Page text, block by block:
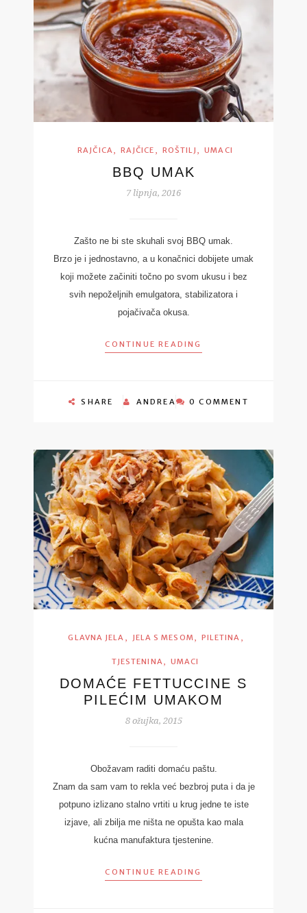
RAJČICA, RAJČICE , ROŠTILJ , UMACI
BBQ UMAK
7 lipnja, 2016
Zašto ne bi ste skuhali svoj BBQ umak.
Brzo je i jednostavno, a u konačnici dobijete umak
koji možete začiniti točno po svom ukusu i bez
svih nepoželjnih emulgatora, stabilizatora i
pojačivača okusa.
CONTINUE READING
SHARE ANDREA 0 COMMENT
GLAVNA JELA , JELA S MESOM, PILETINA ,
TJESTENINA, UMACI
DOMAĆE FETTUCCINE S
PILEĆIM UMAKOM
8 ožujka, 2015
Obožavam raditi domaću paštu.
Znam da sam vam to rekla već bezbroj puta i da je
potpuno izlizano stalno vrtiti u krug jedne te iste
izjave, ali zbilja me ništa ne opušta kao mala
kućna manufaktura tjestenine.
CONTINUE READING